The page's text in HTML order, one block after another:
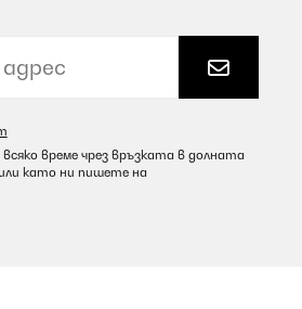
време чрез връзката в долната
като ни пишете на